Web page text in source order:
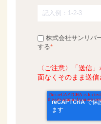
株式会社サンリバ
する*
〈ご注意〉「送信
面なくそのまま送信